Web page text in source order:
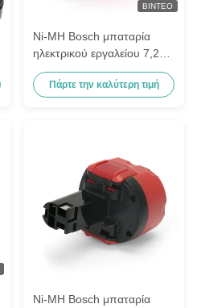
ΒΊΝΤΕΟ
Ni-MH Bosch μπαταρία
ηλεκτρικού εργαλείου 7,2V
3300mAh 2 607 335 437, 2
607 335 587
Πάρτε την καλύτερη τιμή
Ni-MH Bosch μπαταρία